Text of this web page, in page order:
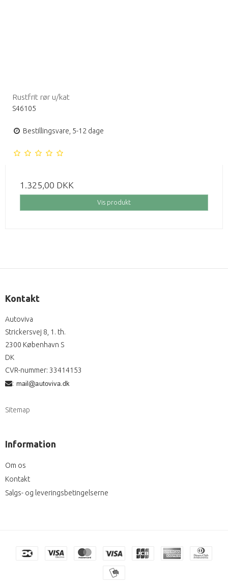
Rustfrit rør u/kat
S46105
Bestillingsvare, 5-12 dage
1.325,00 DKK
Vis produkt
Kontakt
Autoviva
Strickersvej 8, 1. th.
2300 København S
DK
CVR-nummer: 33414153
:
Sitemap
Information
Om os
Kontakt
Salgs- og leveringsbetingelserne